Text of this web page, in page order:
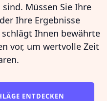
Müssen Sie Ihre
Ihre Ergebnisse
Ihnen bewährte
vor, um wertvolle Zeit
ENTDECKEN